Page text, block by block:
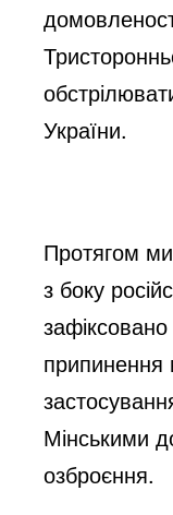
України.
Протягом
з боку
припинення
Мінськими
озброєння.